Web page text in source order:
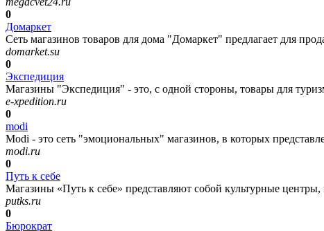
0
Домаркет
Сеть магазинов товаров для дома "Домаркет" предлагает для
domarket.su
0
Экспедиция
Магазины "Экспедиция" - это, с одной стороны, товары для
e-xpedition.ru
0
modi
Modi - это сеть "эмоциональных" магазинов, в которых
modi.ru
0
Путь к себе
Магазины «Путь к себе» представляют собой культурные
putks.ru
0
Бюрократ